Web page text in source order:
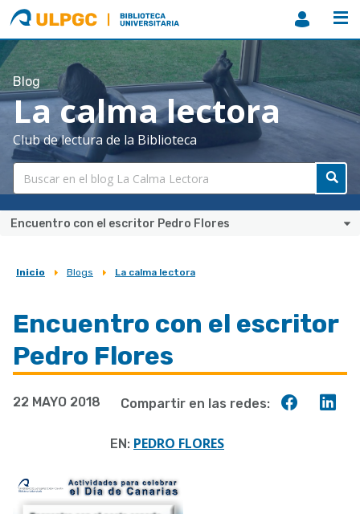
ULPGC
Biblioteca
ULPGC
Blog
La calma lectora
Club de lectura de la Biblioteca
Encuentro con el escritor Pedro Flores
Sobrescribir
de
ayuda
la
Inicio Blogs La calma lectora
Encuentro con el escritor
Pedro Flores
22 MAYO 2018 Compartir en las redes:
EN: PEDRO FLORES